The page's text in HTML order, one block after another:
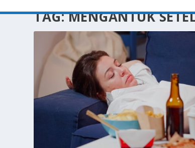
TAG:MENGANTUK